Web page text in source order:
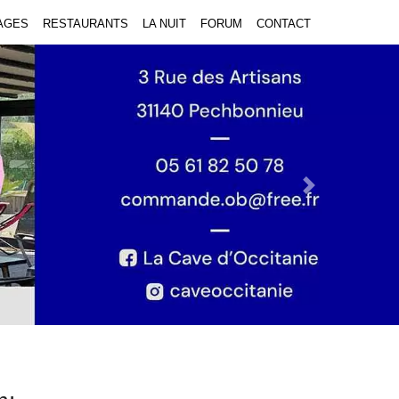
RESTAURANTS LA NUIT FORUM CONTACT
Next Slide